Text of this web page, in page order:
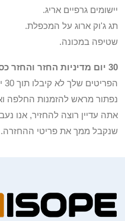
יישומים גרפיים אריג.
תג ג'וק ארוג על המכפלת.
שטיפה במכונה.
30 יום מדיניות החזר והחזר כספי
נפתור מראש להזמנות החלפה
אתה עדיין רוצה להחזיר, אנו
שנקבל ממך את פריטי ההחזרה.